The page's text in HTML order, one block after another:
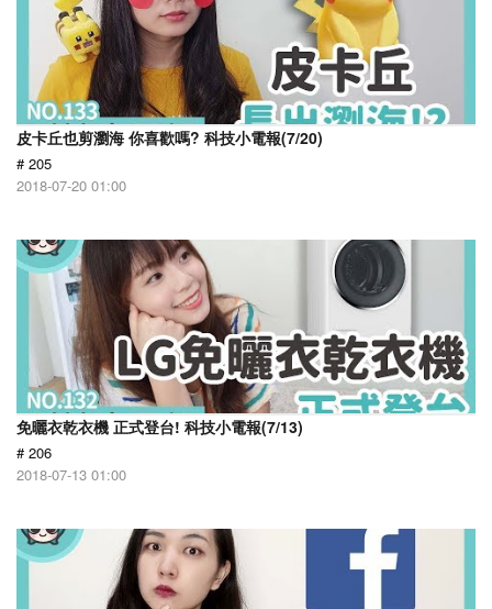
皮卡丘也剪瀏海 你喜歡嗎? 科技小電報(7/20)
# 205
2018-07-20 01:00
免曬衣乾衣機 正式登台! 科技小電報(7/13)
# 206
2018-07-13 01:00